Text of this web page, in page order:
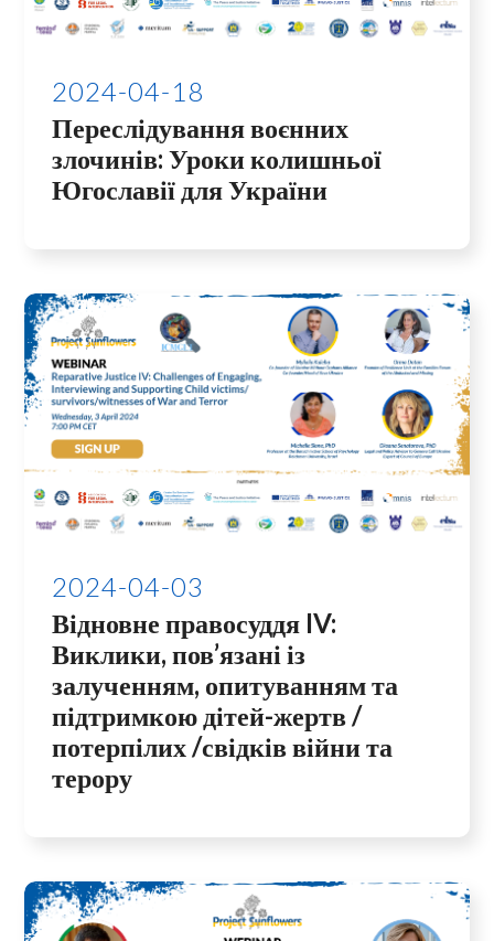
2024-04-18
Переслідування воєнних
злочинів: Уроки колишньої
Югославії для України
2024-04-03
Відновне правосуддя IV:
Виклики, пов’язані із
залученням, опитуванням та
підтримкою дітей-жертв /
потерпілих /свідків війни та
терору